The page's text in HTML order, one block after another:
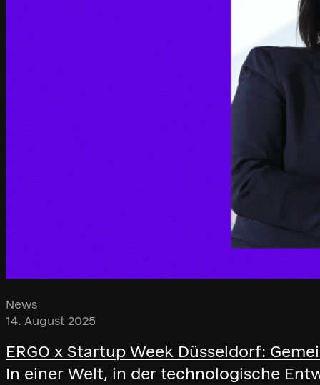
News
14. August 2025
ERGO x Startup Week Düsseldorf:
In einer Welt, in der technologische